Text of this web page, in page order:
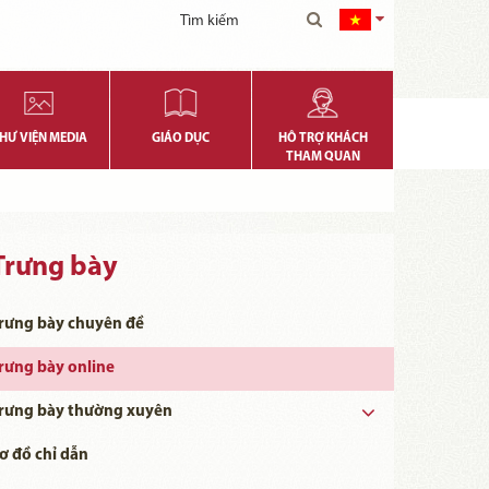
VIỆN MEDIA GIÁO DỤC
HỖ TRỢ KHÁCH
THAM QUAN
bày
bày chuyên đề
bày online
bày thường xuyên
đồ chỉ dẫn